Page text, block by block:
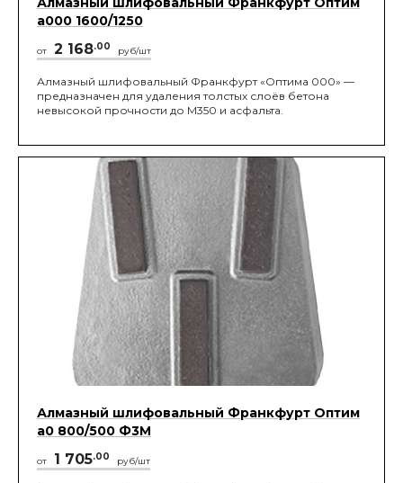
а000 1600/1250
от 2 168.00 руб/шт
Алмазный шлифовальный Франкфурт «Оптима 000» —
предназначен для удаления толстых слоёв бетона
невысокой прочности до М350 и асфальта.
Алмазный шлифовальный Франкфурт Оптим
а0 800/500 Ф3М
от 1 705.00 руб/шт